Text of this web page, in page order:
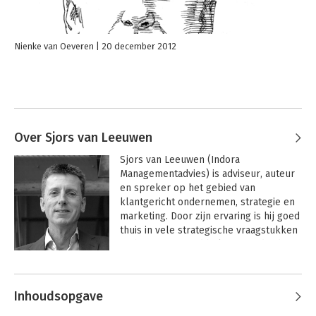
Nienke van Oeveren 20 december 2012
Over Sjors van Leeuwen
Sjors van Leeuwen (Indora
Managementadvies) is adviseur, auteur
en spreker op het gebied van
klantgericht ondernemen, strategie en
marketing. Door zijn ervaring is hij goed
thuis in vele strategische vraagstukken
schreef o.a. Wendbare strategie op één
Andere boeken door Sjors van
Leeuwen
Inhoudsopgave